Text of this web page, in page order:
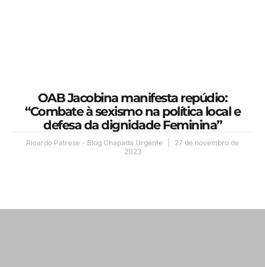
OAB Jacobina manifesta repúdio:
“Combate à sexismo na política local e
defesa da dignidade Feminina”
Ricardo Patrese - Blog Chapada Urgente
27 de novembro de
2023